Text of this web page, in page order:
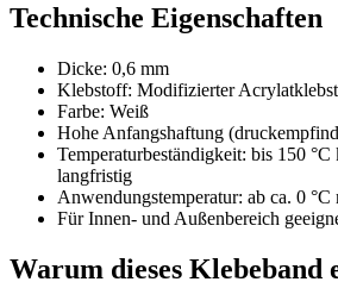
Technische Eigenschaften
Dicke: 0,6 mm
Klebstoff: Modifizierter
Farbe: Weiß
Hohe Anfangshaftung
Temperaturbeständigkeit: bis 150
langfristig
Anwendungstemperatur: ab ca. 0 °C
Für Innen- und Außenbereich
Warum dieses Klebeband